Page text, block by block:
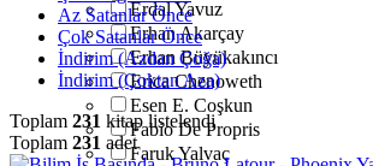
Erdal Yavuz
Erhan Akarçay
Erhan Büyükakıncı
Erica Chenoweth
Esen E. Coşkun
Fabio De Propris
Faruk Yalvaç
Az Satanlar Önce
Çok Satanlar Önce
İndirim (Azdan Çoğa)
İndirim (Çoktan Aza)
Toplam 231 kitap listelendi
Toplam 231 adet